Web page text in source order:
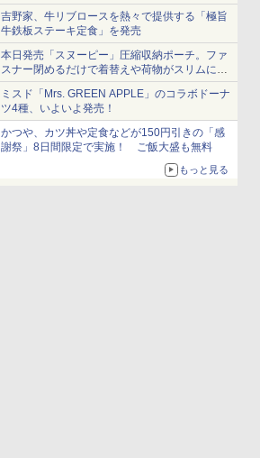
吉野家、牛リブロースを熱々で提供する「極旨
牛鉄板ステーキ定食」を発売
本日発売「スヌーピー」圧縮収納ポーチ。ファ
スナー閉めるだけで着替えや荷物がスリムにま
とまる
ミスド「Mrs. GREEN APPLE」のコラボドーナ
ツ4種、いよいよ発売！
かつや、カツ丼や定食などが150円引きの「感
謝祭」8日間限定で実施！ ご飯大盛も無料
もっと見る